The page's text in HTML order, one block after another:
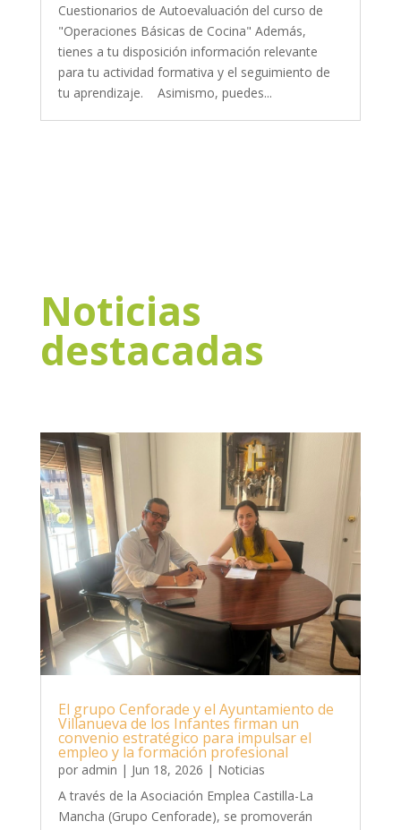
Cuestionarios de Autoevaluación del curso de
"Operaciones Básicas de Cocina" Además,
tienes a tu disposición información relevante
para tu actividad formativa y el seguimiento de
tu aprendizaje. Asimismo, puedes...
Noticias
destacadas
El grupo Cenforade y el Ayuntamiento de
Villanueva de los Infantes firman un
convenio estratégico para impulsar el
empleo y la formación profesional
por admin | Jun 18, 2026 | Noticias
A través de la Asociación Emplea Castilla-La
Mancha (Grupo Cenforade), se promoverán